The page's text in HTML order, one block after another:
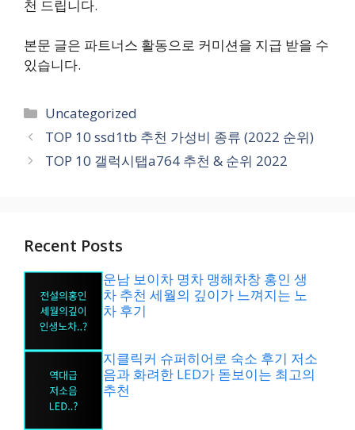
천 드립니다.
본문 글은 파트너스 활동으로 커미션을 지급 받을 수
있습니다.
카
테
리
Uncategorized
TOP 10 ssd1tb 추천 가성비 종류 (2022 순위)
TOP 10 갤럭시탭a764 추천 & 순위 2022
Recent Posts
운남 보이차 명차 맹해차창 홍인 생
차 추천 세월의 깊이가 느껴지는 노
차 후기
지클릭커 슈퍼히어로 숙소 후기 저소
음과 화려한 LED가 돋보이는 최고의
추천